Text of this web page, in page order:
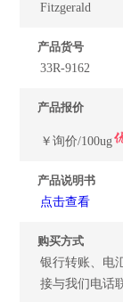
Fitzgerald
产品货号
33R-9162
产品报价
￥询价/100ug
产品说明书
点击查看
购买方式
银行转账、电
接与我们电话